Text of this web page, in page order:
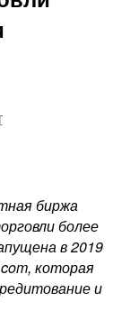
биржа
более
в 2019
которая
и